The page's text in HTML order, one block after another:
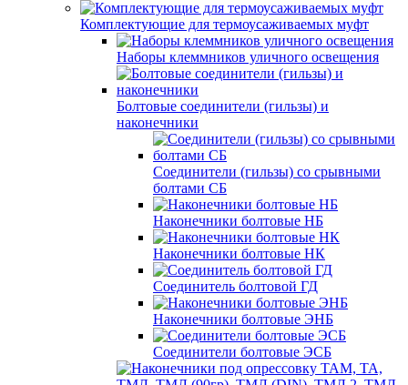
Комплектующие для термоусаживаемых муфт
Наборы клеммников уличного освещения
Болтовые соединители (гильзы) и
наконечники
Соединители (гильзы) со срывными
болтами СБ
Наконечники болтовые НБ
Наконечники болтовые НК
Соединитель болтовой ГД
Наконечники болтовые ЭНБ
Соединители болтовые ЭСБ